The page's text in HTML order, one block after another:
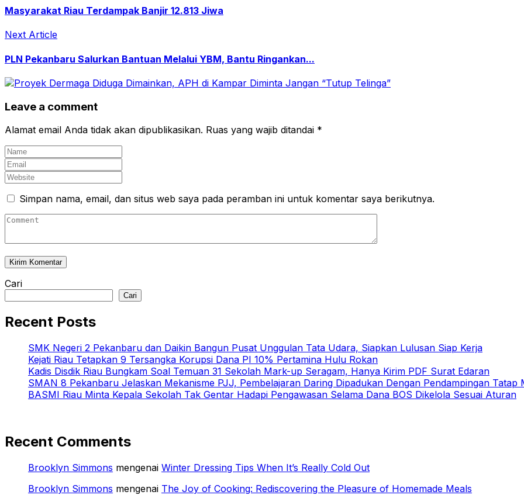
Masyarakat Riau Terdampak Banjir 12.813 Jiwa
Next Article
PLN Pekanbaru Salurkan Bantuan Melalui YBM, Bantu Ringankan...
Leave a comment
Alamat email Anda tidak akan dipublikasikan. Ruas yang wajib ditandai *
Simpan nama, email, dan situs web saya pada peramban ini untuk komentar saya berikutnya.
Cari
Cari
Recent Posts
SMK Negeri 2 Pekanbaru dan Daikin Bangun Pusat Unggulan Tata Udara, Siapkan Lulusan Siap Kerja
Kejati Riau Tetapkan 9 Tersangka Korupsi Dana PI 10% Pertamina Hulu Rokan
Kadis Disdik Riau Bungkam Soal Temuan 31 Sekolah Mark-up Seragam, Hanya Kirim PDF Surat Edaran
SMAN 8 Pekanbaru Jelaskan Mekanisme PJJ, Pembelajaran Daring Dipadukan Dengan Pendampingan Tatap
BASMI Riau Minta Kepala Sekolah Tak Gentar Hadapi Pengawasan Selama Dana BOS Dikelola Sesuai Aturan
Recent Comments
Brooklyn Simmons mengenai Winter Dressing Tips When It’s Really Cold Out
Brooklyn Simmons mengenai The Joy of Cooking: Rediscovering the Pleasure of Homemade Meals